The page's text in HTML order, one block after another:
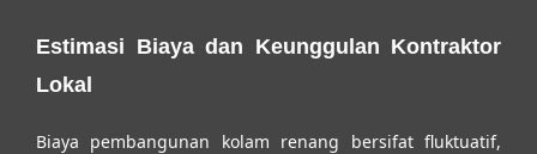
Estimasi Biaya dan Keunggulan Kontraktor
Lokal
Biaya pembangunan kolam renang bersifat fluktuatif,